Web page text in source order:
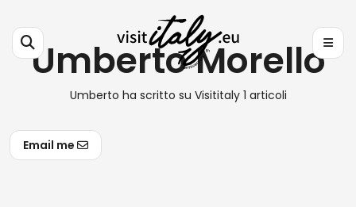
Umberto Morello
Umberto ha scritto su Visititaly 1 articoli
Email me